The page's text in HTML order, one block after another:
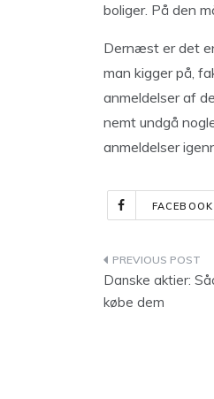
boliger. På den
Dernæst er det
man kigger på,
anmeldelser af
nemt undgå
anmeldelser
FACEBOOK
Danske aktier:
købe dem